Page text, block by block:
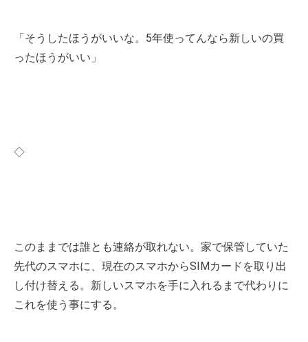
「そうしたほうがいいな。5年使ってんなら新しいの買
ったほうがいい」
◇
このままでは誰とも連絡が取れない。家で保管していた
先代のスマホに、現在のスマホからSIMカードを取り出
し付け替える。新しいスマホを手に入れるまで代わりに
これを使う事にする。